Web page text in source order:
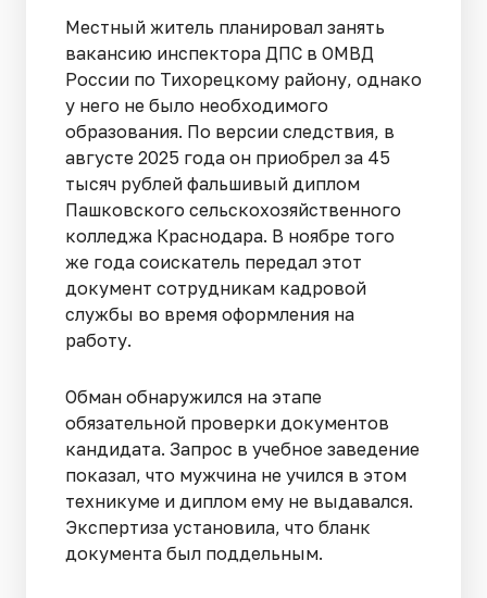
Местный житель планировал занять
вакансию инспектора ДПС в ОМВД
России по Тихорецкому району, однако
у него не было необходимого
образования. По версии следствия, в
августе 2025 года он приобрел за 45
тысяч рублей фальшивый диплом
Пашковского сельскохозяйственного
колледжа Краснодара. В ноябре того
же года соискатель передал этот
документ сотрудникам кадровой
службы во время оформления на
работу.
Обман обнаружился на этапе
обязательной проверки документов
кандидата. Запрос в учебное заведение
показал, что мужчина не учился в этом
техникуме и диплом ему не выдавался.
Экспертиза установила, что бланк
документа был поддельным.